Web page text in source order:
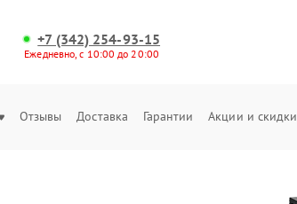
+7 (342) 254-93-15
Ежедневно, с 10:00 до 20:00
Отзывы Доставка Гарантии Акции и скидки